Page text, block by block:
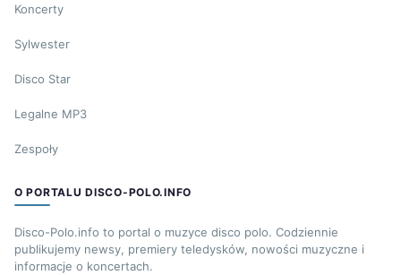
Koncerty
Sylwester
Disco Star
Legalne MP3
Zespoły
O PORTALU DISCO-POLO.INFO
Disco-Polo.info to portal o muzyce disco polo. Codziennie
publikujemy newsy, premiery teledysków, nowości muzyczne i
informacje o koncertach.